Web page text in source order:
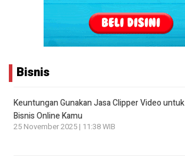
Bisnis
Keuntungan Gunakan Jasa Clipper Video untuk
Bisnis Online Kamu
25 November 2025 | 11:38 WIB